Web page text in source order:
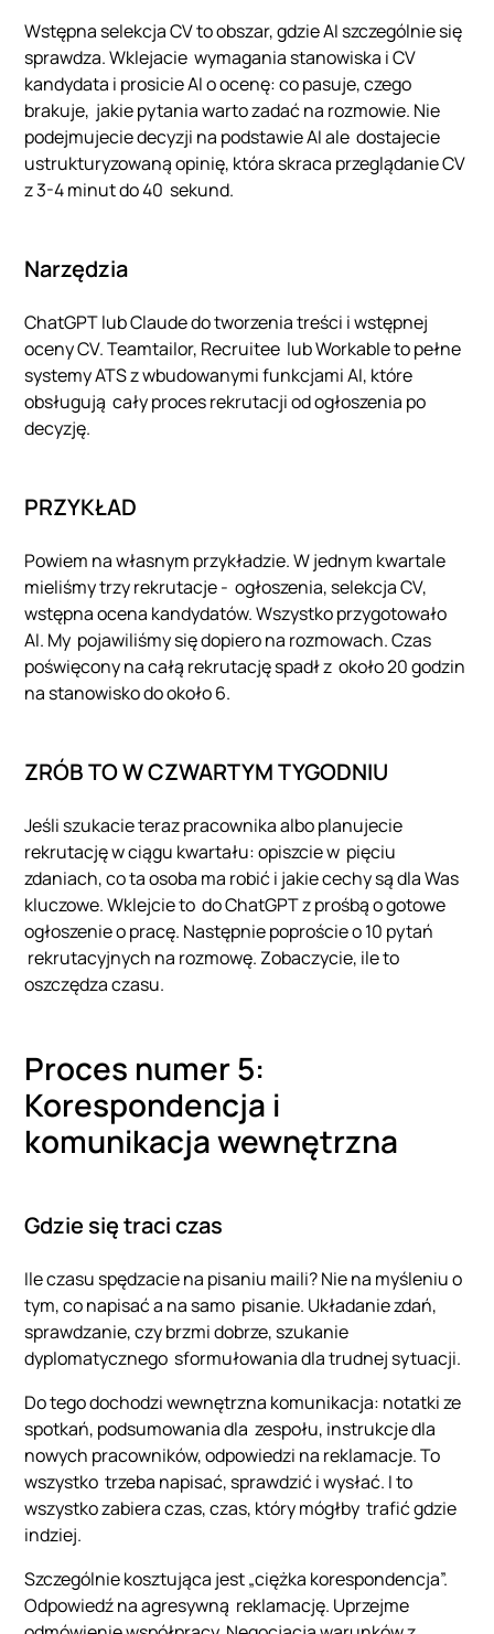
Wstępna selekcja CV to obszar, gdzie AI szczególnie się
sprawdza. Wklejacie wymagania stanowiska i CV
kandydata i prosicie AI o ocenę: co pasuje, czego
brakuje, jakie pytania warto zadać na rozmowie. Nie
podejmujecie decyzji na podstawie AI ale dostajecie
ustrukturyzowaną opinię, która skraca przeglądanie CV
z 3-4 minut do 40 sekund.
Narzędzia
ChatGPT lub Claude do tworzenia treści i wstępnej
oceny CV. Teamtailor, Recruitee lub Workable to pełne
systemy ATS z wbudowanymi funkcjami AI, które
obsługują cały proces rekrutacji od ogłoszenia po
decyzję.
PRZYKŁAD
Powiem na własnym przykładzie. W jednym kwartale
mieliśmy trzy rekrutacje - ogłoszenia, selekcja CV,
wstępna ocena kandydatów. Wszystko przygotowało
AI. My pojawiliśmy się dopiero na rozmowach. Czas
poświęcony na całą rekrutację spadł z około 20 godzin
na stanowisko do około 6.
ZRÓB TO W CZWARTYM TYGODNIU
Jeśli szukacie teraz pracownika albo planujecie
rekrutację w ciągu kwartału: opiszcie w pięciu
zdaniach, co ta osoba ma robić i jakie cechy są dla Was
kluczowe. Wklejcie to do ChatGPT z prośbą o gotowe
ogłoszenie o pracę. Następnie poproście o 10 pytań
rekrutacyjnych na rozmowę. Zobaczycie, ile to
oszczędza czasu.
Proces numer 5:
Korespondencja i
komunikacja wewnętrzna
Gdzie się traci czas
Ile czasu spędzacie na pisaniu maili? Nie na myśleniu o
tym, co napisać a na samo pisanie. Układanie zdań,
sprawdzanie, czy brzmi dobrze, szukanie
dyplomatycznego sformułowania dla trudnej sytuacji.
Do tego dochodzi wewnętrzna komunikacja: notatki ze
spotkań, podsumowania dla zespołu, instrukcje dla
nowych pracowników, odpowiedzi na reklamacje. To
wszystko trzeba napisać, sprawdzić i wysłać. I to
wszystko zabiera czas, czas, który mógłby trafić gdzie
indziej.
Szczególnie kosztująca jest „ciężka korespondencja”.
Odpowiedź na agresywną reklamację. Uprzejme